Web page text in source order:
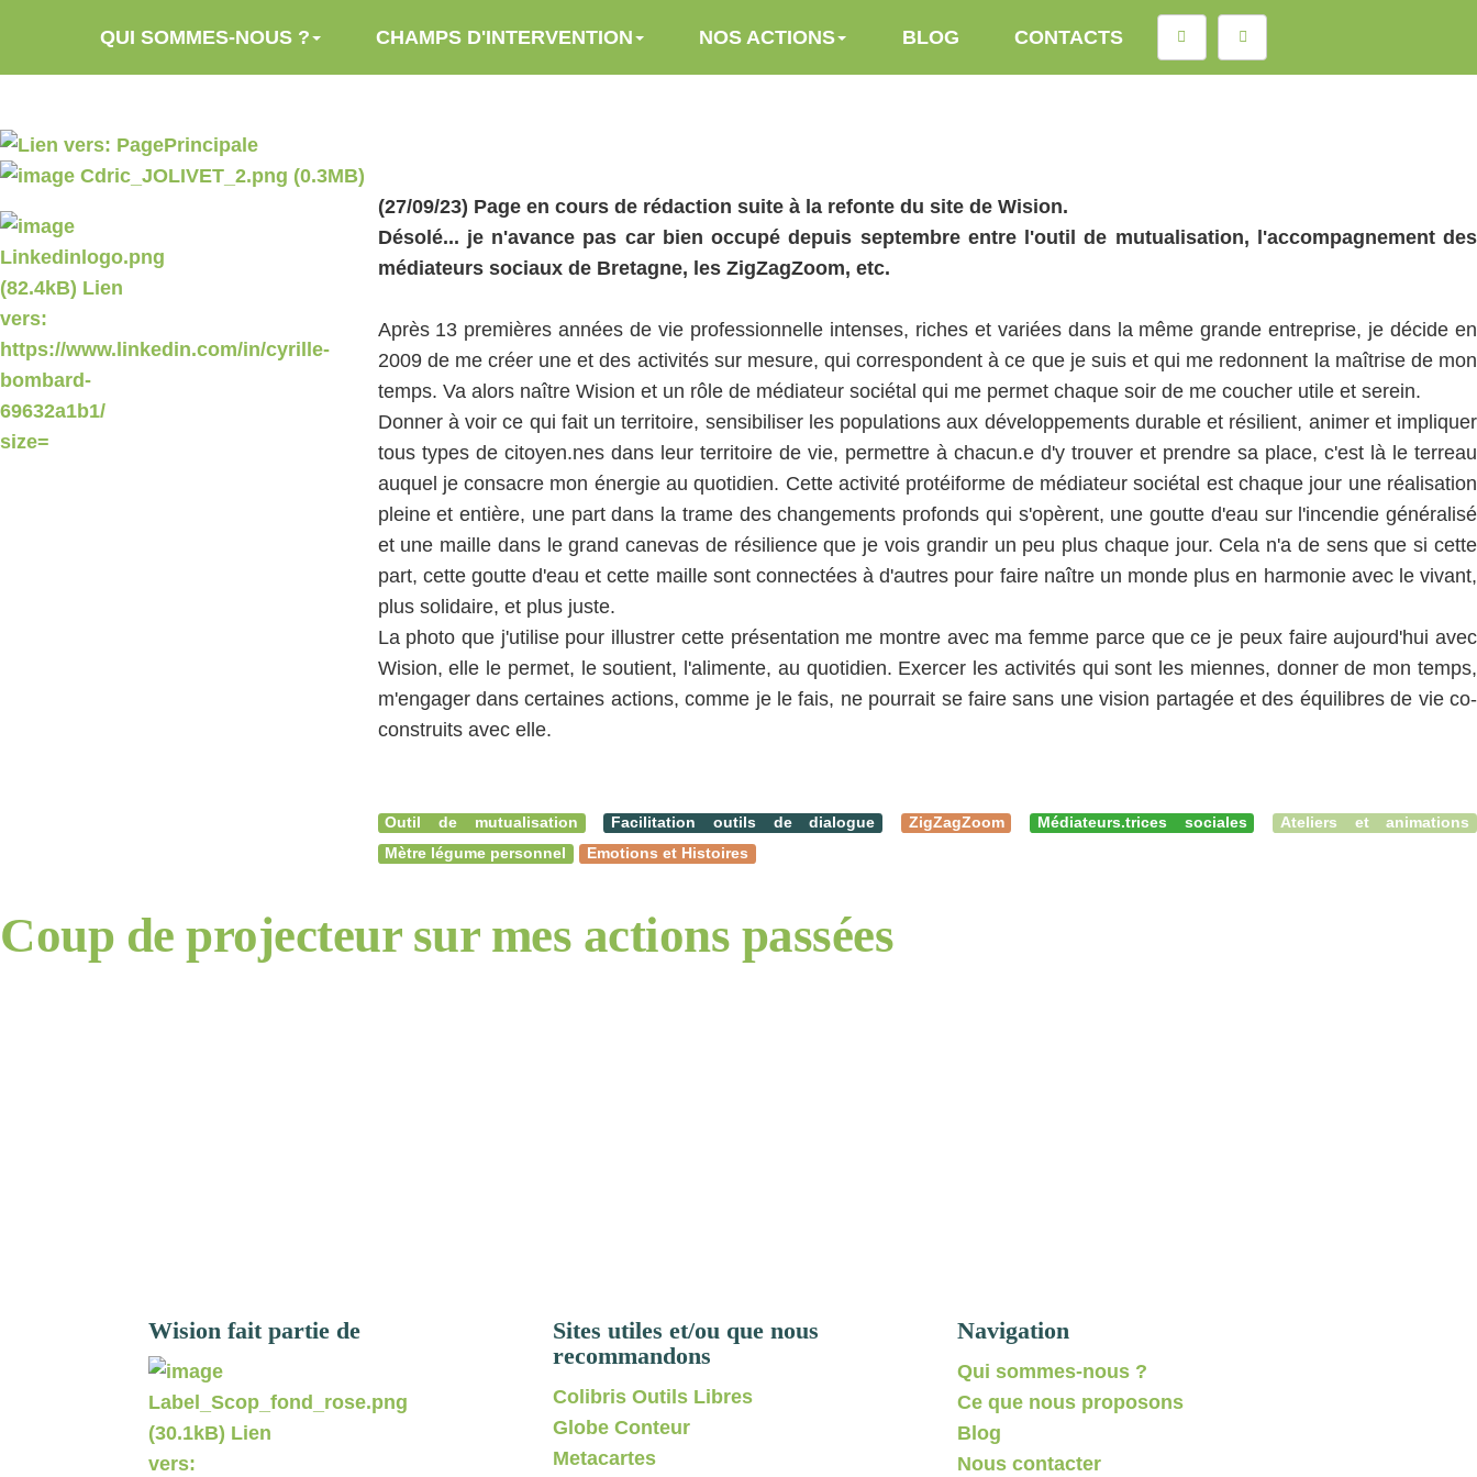
QUI SOMMES-NOUS ? CHAMPS D'INTERVENTION NOS ACTIONS BLOG CONTACTS Rechercher
(27/09/23) Page en cours de rédaction suite à la refonte du site de Wision.
Désolé... je n'avance pas car bien occupé depuis septembre entre l'outil de mutualisation, l'accompagnement des
médiateurs sociaux de Bretagne, les ZigZagZoom, etc.
Après 13 premières années de vie professionnelle intenses, riches et variées dans la même grande entreprise, je décide en
2009 de me créer une et des activités sur mesure, qui correspondent à ce que je suis et qui me redonnent la maîtrise de mon
temps. Va alors naître Wision et un rôle de médiateur sociétal qui me permet chaque soir de me coucher utile et serein.
Donner à voir ce qui fait un territoire, sensibiliser les populations aux développements durable et résilient, animer et impliquer
tous types de citoyen.nes dans leur territoire de vie, permettre à chacun.e d'y trouver et prendre sa place, c'est là le terreau
auquel je consacre mon énergie au quotidien. Cette activité protéiforme de médiateur sociétal est chaque jour une réalisation
pleine et entière, une part dans la trame des changements profonds qui s'opèrent, une goutte d'eau sur l'incendie généralisé
et une maille dans le grand canevas de résilience que je vois grandir un peu plus chaque jour. Cela n'a de sens que si cette
part, cette goutte d'eau et cette maille sont connectées à d'autres pour faire naître un monde plus en harmonie avec le vivant,
plus solidaire, et plus juste.
La photo que j'utilise pour illustrer cette présentation me montre avec ma femme parce que ce je peux faire aujourd'hui avec
Wision, elle le permet, le soutient, l'alimente, au quotidien. Exercer les activités qui sont les miennes, donner de mon temps,
m'engager dans certaines actions, comme je le fais, ne pourrait se faire sans une vision partagée et des équilibres de vie co-
construits avec elle.
Outil de mutualisation Facilitation outils de dialogue ZigZagZoom Médiateurs.trices sociales
Ateliers et animations
Mètre légume personnel
Emotions et Histoires
Coup de projecteur sur mes actions passées
Wision fait partie de
Sites utiles et/ou que nous
recommandons
Colibris Outils Libres
Globe Conteur
Metacartes
Navigation
Qui sommes-nous ?
Ce que nous proposons
Blog
Nous contacter